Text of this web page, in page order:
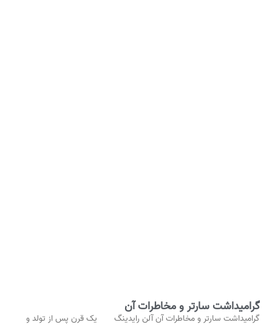
گرامیداشت سارتر و مخاطرات آن
گرامیداشت سارتر و مخاطرات آن آلن رایدینگ یک قرن پس از تولد و